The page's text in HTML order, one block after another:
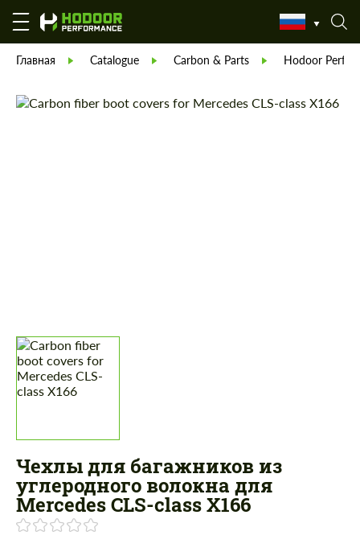
Главная Catalogue Carbon & Parts Hodoor
Чехлы для багажников из
углеродного волокна для
Mercedes CLS-class X166